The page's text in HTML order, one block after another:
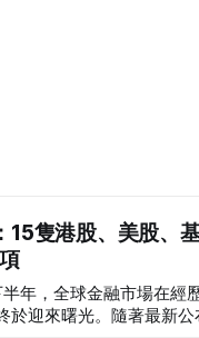
隻港股、美股、
年，全球金融市場在經
於迎來曙光。隨著最新公